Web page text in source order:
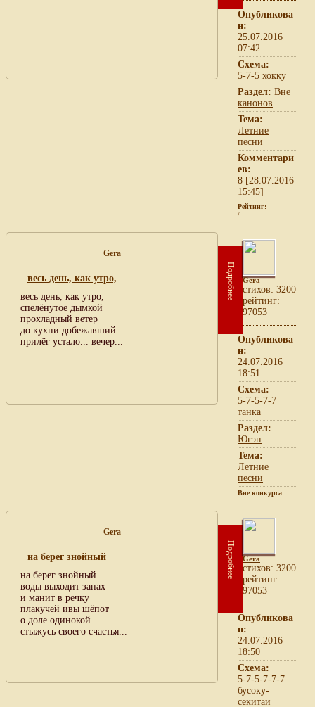
Опубликова
н:
25.07.2016
07:42
Схема:
5-7-5 хокку
Раздел: Вне
канонов
Тема:
Летние
песни
Комментари
ев:
8 [28.07.2016
15:45]
Рейтинг:
/
Gera
весь день, как утро,
весь день, как утро,
спелёнутое дымкой
прохладный ветер
до кухни добежавший
прилёг устало... вечер...
Подробнее Gera
cтихов: 3200
рейтинг:
97053
Опубликова
н:
24.07.2016
18:51
Схема:
5-7-5-7-7
танка
Раздел:
Югэн
Тема:
Летние
песни
Вне конкурса
Gera
на берег знойный
на берег знойный
воды выходит запах
и манит в речку
плакучей ивы шёпот
о доле одинокой
стыжусь своего счастья...
Подробнее Gera
cтихов: 3200
рейтинг:
97053
Опубликова
н:
24.07.2016
18:50
Схема:
5-7-5-7-7-7
бусоку-
секитаи